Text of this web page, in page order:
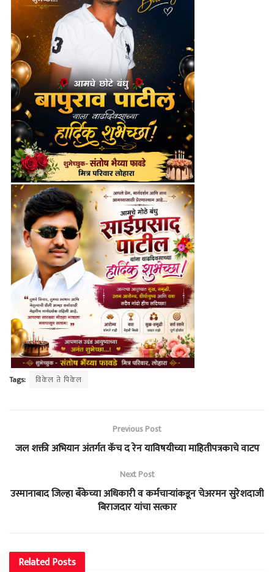
Tags: विकेल ते पिकेल
Previous Post
जल शक्ती अभियान अंतर्गत कॅच द रेन याविषयीच्या माहितीपत्रकाचे वाटप
Next Post
उस्मानाबाद जिल्हा बँकेच्या अधिकारी व कर्मचाऱ्यांकडून चेअरमन सुरेशदाजी
बिराजदार यांचा सत्कार
RelatedPosts